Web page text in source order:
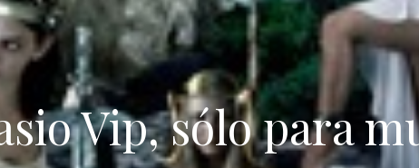
Vip, sólo para